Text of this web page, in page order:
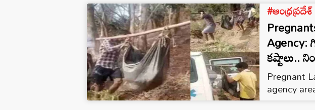
#ఆంధ్రప్రదేశ్
Agency:
కష్టాలు..
Pregnant
agency